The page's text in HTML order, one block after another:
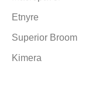
Etnyre
Superior Broom
Kimera